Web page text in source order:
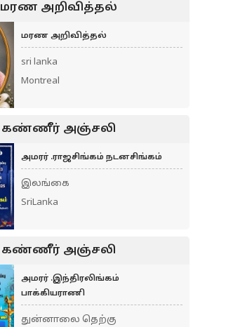
மரண அறிவித்தல்
மரண அறிவித்தல்
sri lanka
Montreal
கண்ணீர் அஞ்சலி
அமரர் .ராஜசிங்கம் நடனசிங்கம்
இலங்கை
SriLanka
கண்ணீர் அஞ்சலி
அமரர் .இந்திரலிங்கம்
பாக்கியராணி
துன்னாலை தெற்கு